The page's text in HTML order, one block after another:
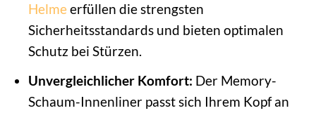
Helmeerfüllen die strengsten
Sicherheitsstandards und bieten optimalen
Schutz bei Stürzen.
Unvergleichlicher Komfort: Der Memory-
Schaum-Innenliner passt sich Ihrem Kopf an